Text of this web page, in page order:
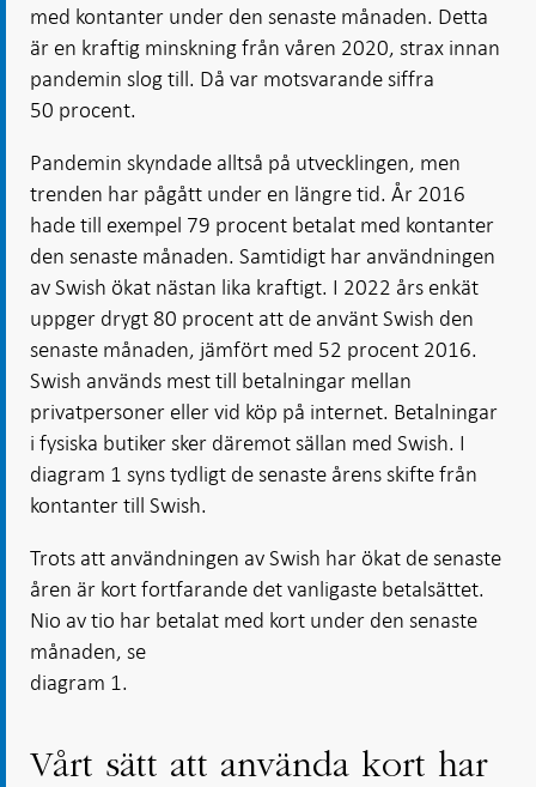
med kontanter under den senaste månaden. Detta
är en kraftig minskning från våren 2020, strax innan
pandemin slog till. Då var motsvarande siffra
50 procent.
Pandemin skyndade alltså på utvecklingen, men
trenden har pågått under en längre tid. År 2016
hade till exempel 79 procent betalat med kontanter
den senaste månaden. Samtidigt har användningen
av Swish ökat nästan lika kraftigt. I 2022 års enkät
uppger drygt 80 procent att de använt Swish den
senaste månaden, jämfört med 52 procent 2016.
Swish används mest till betalningar mellan
privatpersoner eller vid köp på internet. Betalningar
i fysiska butiker sker däremot sällan med Swish. I
diagram 1 syns tydligt de senaste årens skifte från
kontanter till Swish.
Trots att användningen av Swish har ökat de senaste
åren är kort fortfarande det vanligaste betalsättet.
Nio av tio har betalat med kort under den senaste
månaden, se
diagram 1.
Vårt sätt att använda kort har